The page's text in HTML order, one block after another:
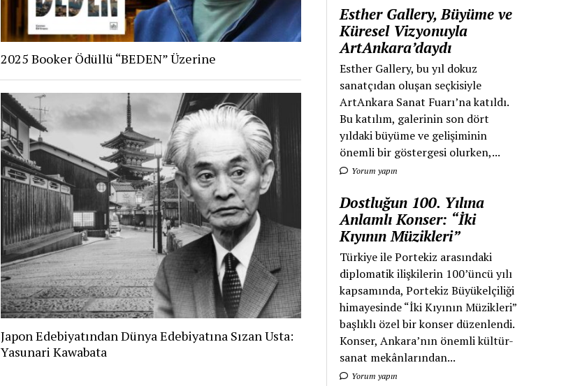
2025 Booker Ödüllü “BEDEN” Üzerine
Japon Edebiyatından Dünya Edebiyatına Sızan Usta:
Yasunari Kawabata
Esther Gallery, Büyüme ve
Küresel Vizyonuyla
ArtAnkara’daydı
Esther Gallery, bu yıl dokuz
sanatçıdan oluşan seçkisiyle
ArtAnkara Sanat Fuarı’na katıldı.
Bu katılım, galerinin son dört
yıldaki büyüme ve gelişiminin
önemli bir göstergesi olurken,...
Yorum yapın
Dostluğun 100. Yılına
Anlamlı Konser: “İki
Kıyının Müzikleri”
Türkiye ile Portekiz arasındaki
diplomatik ilişkilerin 100’üncü yılı
kapsamında, Portekiz Büyükelçiliği
himayesinde “İki Kıyının Müzikleri”
başlıklı özel bir konser düzenlendi.
Konser, Ankara’nın önemli kültür-
sanat mekânlarından...
Yorum yapın